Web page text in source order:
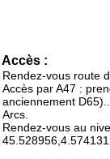
Accès :
Rendez-vous route
Accès par A47 :
anciennement
Arcs.
Rendez-vous au
45.528956,4.574131